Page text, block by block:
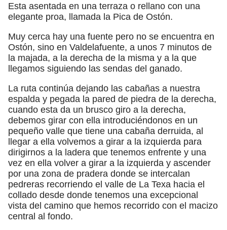
Esta asentada en una terraza o rellano con una
elegante proa, llamada la Pica de Ostón.
Muy cerca hay una fuente pero no se encuentra en
Ostón, sino en Valdelafuente, a unos 7 minutos de
la majada, a la derecha de la misma y a la que
llegamos siguiendo las sendas del ganado.
La ruta continúa dejando las cabañas a nuestra
espalda y pegada la pared de piedra de la derecha,
cuando esta da un brusco giro a la derecha,
debemos girar con ella introduciéndonos en un
pequeño valle que tiene una cabaña derruida, al
llegar a ella volvemos a girar a la izquierda para
dirigirnos a la ladera que tenemos enfrente y una
vez en ella volver a girar a la izquierda y ascender
por una zona de pradera donde se intercalan
pedreras recorriendo el valle de La Texa hacia el
collado desde donde tenemos una excepcional
vista del camino que hemos recorrido con el macizo
central al fondo.